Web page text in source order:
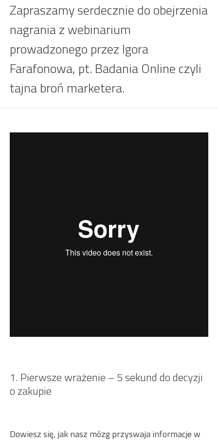
Zapraszamy serdecznie do obejrzenia
nagrania z webinarium
prowadzonego przez Igora
Farafonowa, pt. Badania Online czyli
tajna broń marketera.
1. Pierwsze wrażenie – 5 sekund do decyzji
o zakupie
Dowiesz się, jak nasz mózg przyswaja informacje w